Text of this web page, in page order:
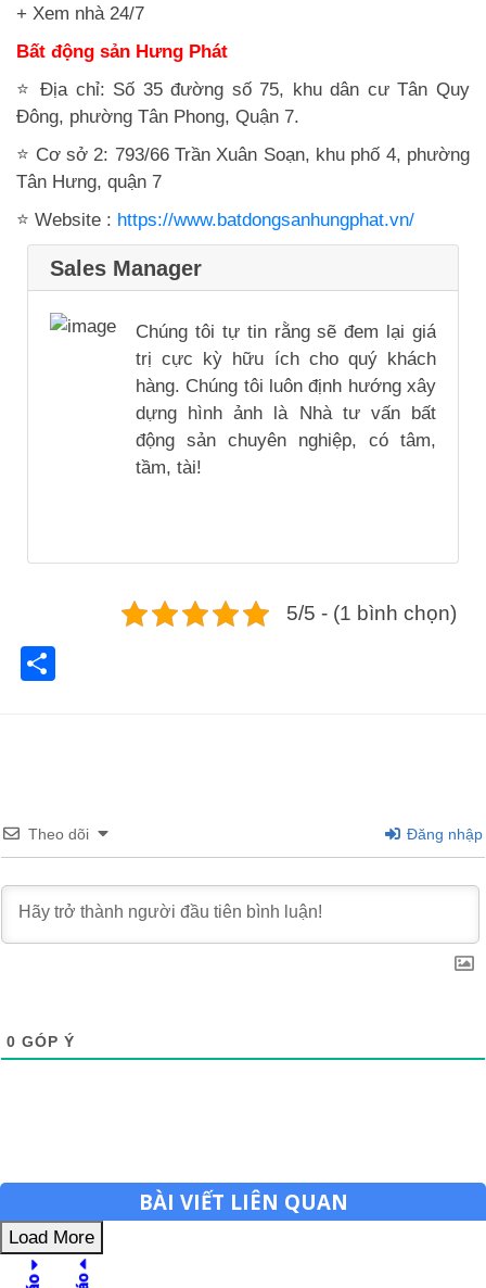
+ Xem nhà 24/7
Bất động sản Hưng Phát
⭐ Địa chỉ: Số 35 đường số 75, khu dân cư Tân Quy
Đông, phường Tân Phong, Quận 7.
⭐ Cơ sở 2: 793/66 Trần Xuân Soạn, khu phố 4, phường
Tân Hưng, quận 7
⭐ Website : https://www.batdongsanhungphat.vn/
Sales Manager
Chúng tôi tự tin rằng sẽ đem lại giá
trị cực kỳ hữu ích cho quý khách
hàng. Chúng tôi luôn định hướng xây
dựng hình ảnh là Nhà tư vấn bất
động sản chuyên nghiệp, có tâm,
tầm, tài!
5/5 - (1 bình chọn)
Theo dõi Đăng nhập
0 GÓP Ý
BÀI VIẾT LIÊN QUAN
Load More